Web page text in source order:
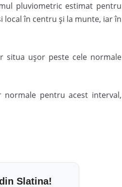
pluviometric estimat pentru
local în centru și la munte, iar în
situa ușor peste cele normale
pentru acest interval,
Slatina!